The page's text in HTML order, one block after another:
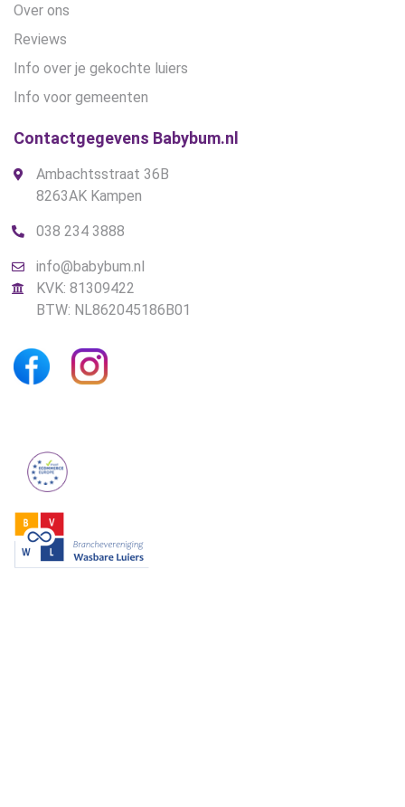
Over ons
Reviews
Info over je gekochte luiers
Info voor gemeenten
Contactgegevens Babybum.nl
Ambachtsstraat 36B
8263AK Kampen
038 234 3888
info@babybum.nl
KVK: 81309422
BTW: NL862045186B01